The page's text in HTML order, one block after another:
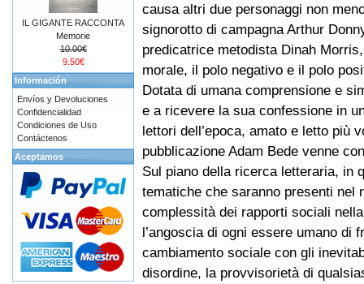
causa altri due personaggi non
signorotto di campagna Arthur
predicatrice metodista Dinah
morale, il polo negativo e il polo
Dotata di umana comprensione e
e a ricevere la sua confessione in
lettori dell’epoca, amato e letto più
pubblicazione Adam Bede venne
Sul piano della ricerca letteraria, in
tematiche che saranno presenti nel
complessità dei rapporti sociali
l’angoscia di ogni essere umano di
cambiamento sociale con gli
disordine, la provvisorietà di
IL GIGANTE RACCONTA
Memorie
10.00€
9.50€
Información
Envíos y Devoluciones
Confidencialidad
Condiciones de Uso
Contáctenos
Aceptamos